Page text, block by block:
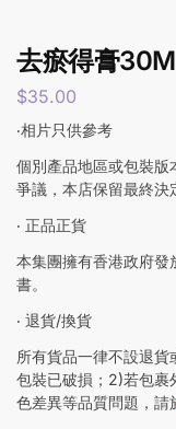
去瘀得膏
$35.00
‧相片只供參考
個別產品地區或包裝版
爭議，本店保留最終決
‧ 正品正貨
本集團擁有香港政府發
書。
‧ 退貨/換貨
所有貨品一律不設退
包裝已破損；2)若包裹
色差異等品質問題，請